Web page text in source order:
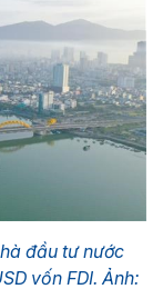
đầu tư nước
vốn FDI. Ảnh: